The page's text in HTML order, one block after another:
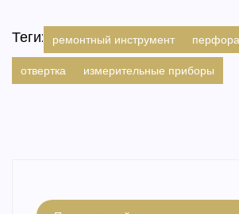
Теги: ремонтный инструмент
отвертка
измерительные приборы